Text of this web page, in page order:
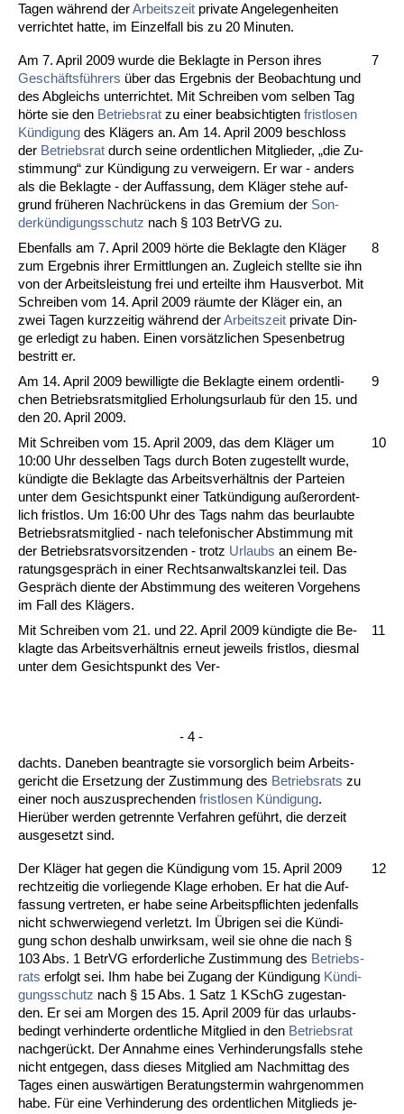
Ta­gen während derAr­beits­zeit pri­va­te An­ge­le­gen­hei­ten
ver­rich­tet hat­te, im Ein­zel­fall bis zu 20 Mi­nu­ten.
Am 7. April 2009 wur­de die Be­klag­te in Per­son ih­res
Geschäftsführers über das Er­geb­nis der Be­ob­ach­tung und
des Ab­gleichs un­ter­rich­tet. Mit Schrei­ben vom sel­ben Tag
hörte sie den Be­triebs­rat zu ei­ner be­ab­sich­tig­ten frist­lo­sen
Kündi­gung des Klägers an. Am 14. April 2009 be­schloss
der Be­triebs­rat durch sei­ne or­dent­li­chen Mit­glie­der, „die Zu­
stim­mung“ zur Kündi­gung zu ver­wei­gern. Er war - an­ders
als die Be­klag­te - der Auf­fas­sung, dem Kläger ste­he auf­
grund frühe­ren Nachrückens in das Gre­mi­um der Son­
derkündi­gungs­schutz nach § 103 Be­trVG zu.
7
Eben­falls am 7. April 2009 hörte die Be­klag­te den Kläger
zum Er­geb­nis ih­rer Er­mitt­lun­gen an. Zu­gleich stell­te sie ihn
von der Ar­beits­leis­tung frei und er­teil­te ihm Haus­ver­bot. Mit
Schrei­ben vom 14. April 2009 räum­te der Kläger ein, an
zwei Ta­gen kurz­zei­tig während derAr­beits­zeit pri­va­te Din­
ge er­le­digt zu ha­ben. Ei­nen vorsätz­li­chen Spe­sen­be­trug
be­stritt er.
8
Am 14. April 2009 be­wil­lig­te die Be­klag­te ei­nem or­dent­li­
chen Be­triebs­rats­mit­glied Er­ho­lungs­ur­laub für den 15. und
den 20. April 2009.
9
Mit Schrei­ben vom 15. April 2009, das dem Kläger um
10:00 Uhr des­sel­ben Tags durch Bo­ten zu­ge­stellt wur­de,
kündig­te die Be­klag­te das Ar­beits­verhält­nis der Par­tei­en
un­ter dem Ge­sichts­punkt ei­ner Tatkündi­gung außeror­dent­
lich frist­los. Um 16:00 Uhr des Tags nahm das be­ur­laub­te
Be­triebs­rats­mit­glied - nach te­le­fo­ni­scher Ab­stim­mung mit
der Be­triebs­rats­vor­sit­zen­den - trotz Ur­laubs an ei­nem Be­
ra­tungs­gespräch in ei­ner Rechts­an­walts­kanz­lei teil. Das
Gespräch dien­te der Ab­stim­mung des wei­te­ren Vor­ge­hens
im Fall des Klägers.
10
Mit Schrei­ben vom 21. und 22. April 2009 kündig­te die Be­
klag­te das Ar­beits­verhält­nis er­neut je­weils frist­los, dies­mal
un­ter dem Ge­sichts­punkt des Ver-
- 4 -
dachts. Da­ne­ben be­an­trag­te sie vor­sorg­lich beim Ar­beits­
ge­richt die Er­set­zung der Zu­stim­mung des Be­triebs­rats zu
ei­ner noch aus­zu­spre­chen­den frist­lo­sen Kündi­gung.
Hierüber wer­den ge­trenn­te Ver­fah­ren geführt, die der­zeit
aus­ge­setzt sind.
11
Der Kläger hat ge­gen die Kündi­gung vom 15. April 2009
recht­zei­tig die vor­lie­gen­de Kla­ge er­ho­ben. Er hat die Auf­
fas­sung ver­tre­ten, er ha­be sei­ne Ar­beits­pflich­ten je­den­falls
nicht schwer­wie­gend ver­letzt. Im Übri­gen sei die Kün­di­
gung schon des­halb un­wirk­sam, weil sie oh­ne die nach §
103 Abs. 1 Be­trVG er­for­der­li­che Zu­stim­mung des Be­triebs­
rats er­folgt sei. Ihm ha­be bei Zu­gang der Kündi­gung Kündi­
gungs­schutz nach § 15 Abs. 1 Satz 1 KSchG zu­ge­stan­
den. Er sei am Mor­gen des 15. April 2009 für das ur­laubs­
be­dingt ver­hin­der­te or­dent­li­che Mit­glied in den Be­triebs­rat
nach­gerückt. Der An­nah­me ei­nes Ver­hin­de­rungs­falls ste­he
nicht ent­ge­gen, dass die­ses Mit­glied am Nach­mit­tag des
Ta­ges ei­nen auswärti­gen Be­ra­tungs­ter­min wahr­ge­nom­men
ha­be. Für ei­ne Ver­hin­de­rung des or­dent­li­chen Mit­glieds je­
12